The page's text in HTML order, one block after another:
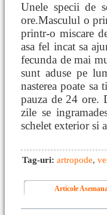
Unele specii de
ore.Masculul o
printr-o miscare
asa fel incat sa
fecunda de mai
sunt aduse pe
nasterea poate
pauza de 24
zile se
schelet exterior si
Tag-uri: artropode,
Articole